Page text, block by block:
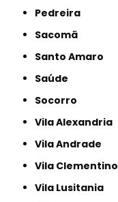
Pedreira
Sacomã
Santo Amaro
Saúde
Socorro
Vila Alexandria
Vila Andrade
Vila Clementino
Vila Lusitania